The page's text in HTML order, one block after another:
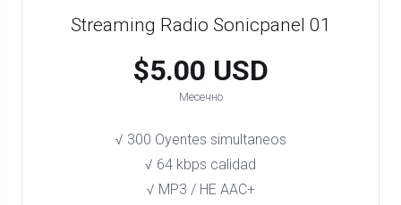
Streaming Radio Sonicpanel 01
$5.00 USD
Месечно
√ 300 Oyentes simultaneos
√ 64 kbps calidad
√ MP3 / HE AAC+